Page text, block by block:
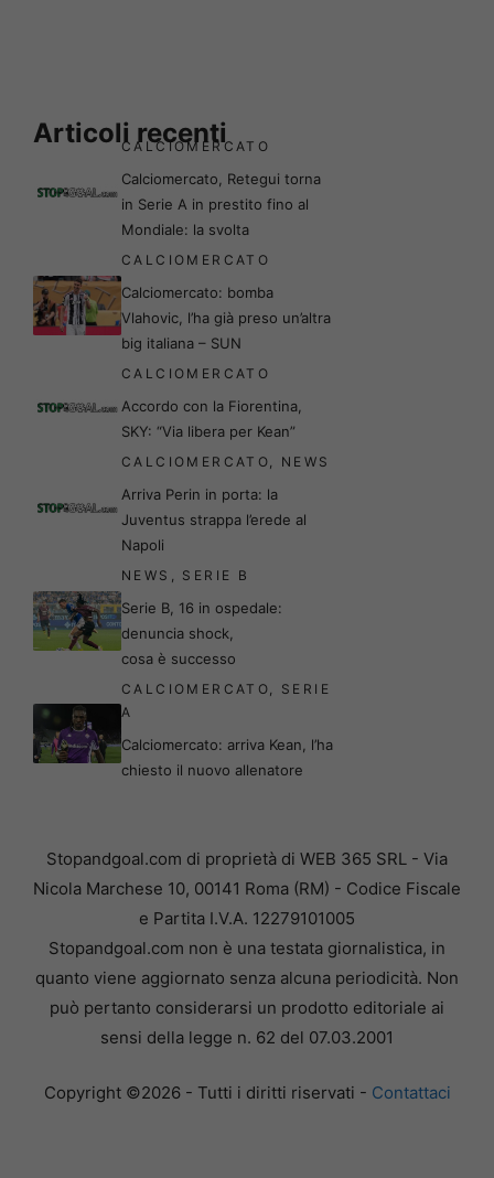
Articoli recenti
CALCIOMERCATO
Calciomercato, Retegui torna
in Serie A in prestito fino al
Mondiale: la svolta
CALCIOMERCATO
Calciomercato: bomba
Vlahovic, l’ha già preso un’altra
big italiana – SUN
CALCIOMERCATO
Accordo con la Fiorentina,
SKY: “Via libera per Kean”
CALCIOMERCATO, NEWS
Arriva Perin in porta: la
Juventus strappa l’erede al
Napoli
NEWS , SERIE B
Serie B, 16 in ospedale:
denuncia shock,
cosa è successo
CALCIOMERCATO, SERIE
A
Calciomercato: arriva Kean, l’ha
chiesto il nuovo allenatore
Stopandgoal.com di proprietà di WEB 365 SRL - Via
Nicola Marchese 10, 00141 Roma (RM) - Codice Fiscale
e Partita I.V.A. 12279101005
Stopandgoal.com non è una testata giornalistica, in
quanto viene aggiornato senza alcuna periodicità. Non
può pertanto considerarsi un prodotto editoriale ai
sensi della legge n. 62 del 07.03.2001
Copyright ©2026 - Tutti i diritti riservati - Contattaci